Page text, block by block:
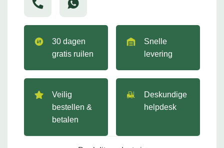
30 dagen
gratis ruilen
Snelle
levering
Veilig
bestellen &
betalen
Deskundige
helpdesk